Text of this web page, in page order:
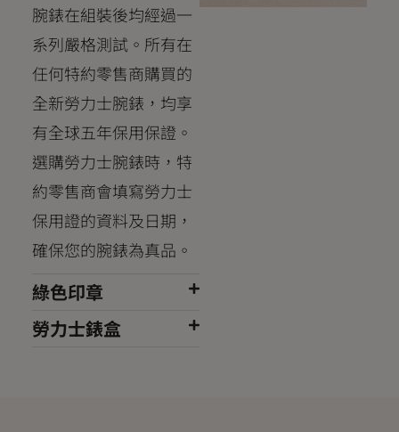
腕錶在組裝後均經過一
系列嚴格測試。所有在
任何特約零售商購買的
全新勞力士腕錶，均享
有全球五年保用保證。
選購勞力士腕錶時，特
約零售商會填寫勞力士
保用證的資料及日期，
確保您的腕錶為真品。
綠色印章
勞力士錶盒